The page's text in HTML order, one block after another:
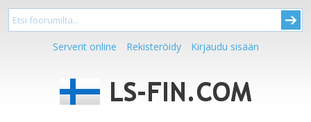
Serverit online Rekisteröidy Kirjaudu sisään